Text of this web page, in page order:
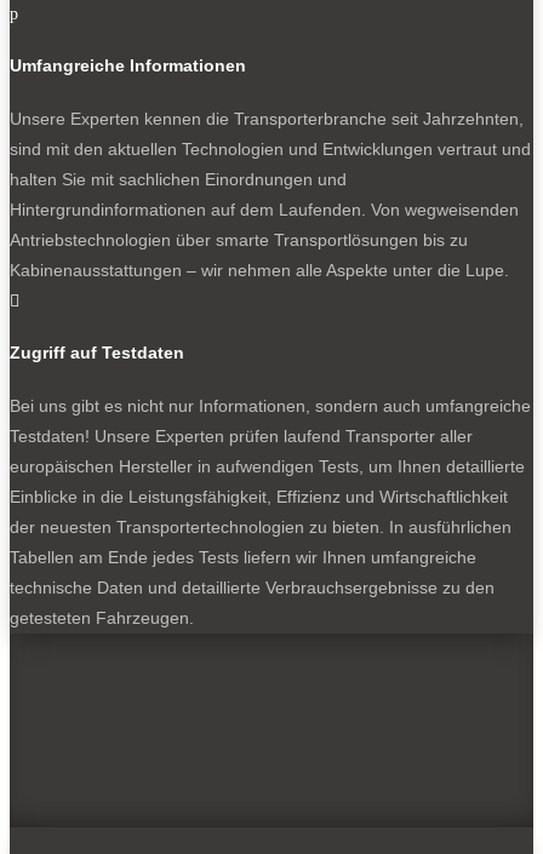
p
Umfangreiche Informationen
Unsere Experten kennen die Transporterbranche seit Jahrzehnten,
sind mit den aktuellen Technologien und Entwicklungen vertraut und
halten Sie mit sachlichen Einordnungen und
Hintergrundinformationen auf dem Laufenden. Von wegweisenden
Antriebstechnologien über smarte Transportlösungen bis zu
Kabinenausstattungen – wir nehmen alle Aspekte unter die Lupe.

Zugriff auf Testdaten
Bei uns gibt es nicht nur Informationen, sondern auch umfangreiche
Testdaten! Unsere Experten prüfen laufend Transporter aller
europäischen Hersteller in aufwendigen Tests, um Ihnen detaillierte
Einblicke in die Leistungsfähigkeit, Effizienz und Wirtschaftlichkeit
der neuesten Transportertechnologien zu bieten. In ausführlichen
Tabellen am Ende jedes Tests liefern wir Ihnen umfangreiche
technische Daten und detaillierte Verbrauchsergebnisse zu den
getesteten Fahrzeugen.